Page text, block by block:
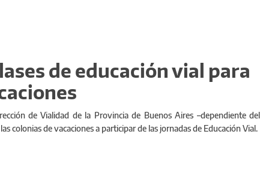
de educación vial para
de Vialidad de la Provincia de Buenos Aires –dependiente del
colonias de vacaciones a participar de las jornadas de Educación Vial.